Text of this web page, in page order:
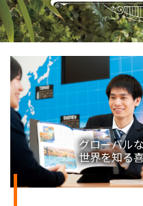
グローバル
世界を知る